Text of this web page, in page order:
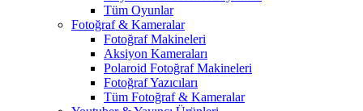
Tüm Oyunlar
Fotoğraf & Kameralar
Fotoğraf Makineleri
Aksiyon Kameraları
Polaroid Fotoğraf Makineleri
Fotoğraf Yazıcıları
Tüm Fotoğraf & Kameralar